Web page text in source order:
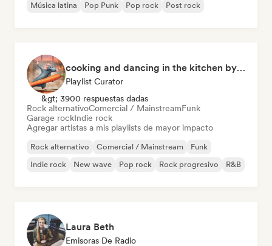
Música latina
Pop Punk Pop rock Post rock
cooking and dancing in the kitchen by Cookfy
Playlist Curator
&gt; 3900 respuestas dadas
Rock alternativoComercial / MainstreamFunk
Garage rockIndie rock
Agregar artistas a mis playlists de mayor impacto
Rock alternativo Comercial / Mainstream
Funk
Indie rock
New wave Pop rock Rock progresivo R&B
Laura Beth
Emisoras De Radio